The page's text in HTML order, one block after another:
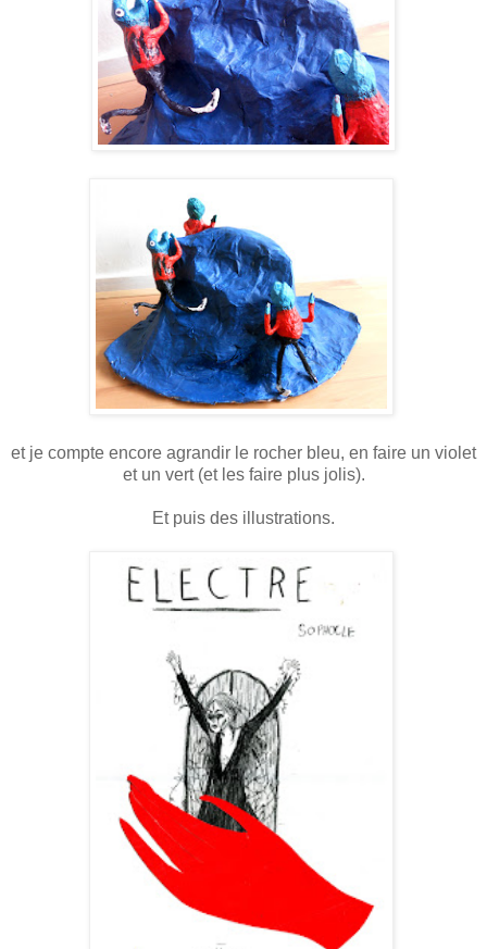
et je compte encore agrandir le rocher bleu, en faire un violet
et un vert (et les faire plus jolis).
Et puis des illustrations.